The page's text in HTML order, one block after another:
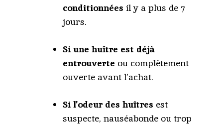
conditionnées il y a plus de 7
jours.
Si une huître est déjà
entrouverte ou complètement
ouverte avant l’achat.
Si l’odeur des huîtres est
suspecte, nauséabonde ou trop